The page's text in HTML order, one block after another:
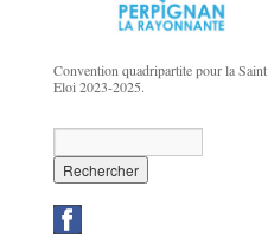
Convention quadripartite pour la Saint
Eloi 2023-2025.